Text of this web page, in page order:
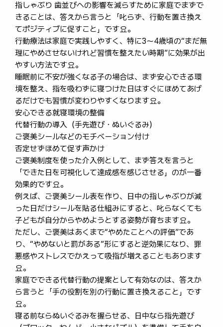
指しゃぶり 歯並びへの影響を減らすために家庭でまずで
きることは、答えから言うと「叱らず、行動を置き換え
てポジティブに促すこと」です요。
行動療法は家庭で実践しやすく、特に3〜4歳頃の“まだ無
理にやめさせないけれど習慣を整えたい時期”に効果が出
やすい方法です요。
睡眠前に不安が強くなる子の場合は、まず安心できる環
境を整え、指を吸わずに寝つけた日はすぐにほめてあげ
るだけでも習慣が変わりやすくなります요。
安心できる就寝環境の整備
代替行動の導入（手先遊び・ぬいぐるみ）
ご褒美シールなどのモチベーション付け
否定せずほめて促す声かけ
ご褒美制度を使った介入例として、まず答えを言うと
「できた日を可視化して達成感を感じさせる」のが一番
効果的です요。
例えば、ご褒美シール表を作り、日中の指しゃぶりが減
った日だけシールを貼る仕組みにすると、叱らなくても
子どもが自分からやめようとする姿勢が育ちます요。
ただし、ご褒美はあくまで“やめたことへの評価”であ
り、“やめないと罰がある”形にすると逆効果になり、罪
悪感やストレスでかえって吸指が増えることもあります
요。
家庭でできる代替行動の提案として有効なのは、答えか
ら言うと「手の役割を別の行動に置き換えること」です
요。
寝る前ならぬいぐるみを握らせる、日中なら指先遊び